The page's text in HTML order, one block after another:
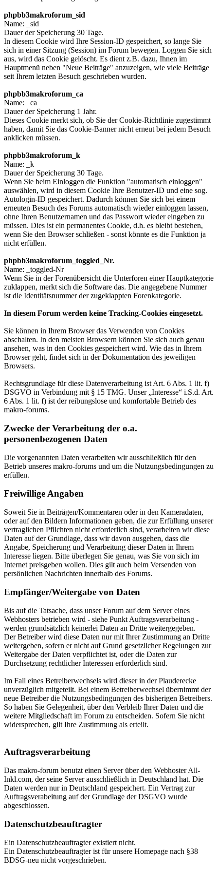
phpbb3makroforum_sid
Name: _sid
Dauer der Speicherung 30 Tage.
In diesem Cookie wird Ihre Session-ID gespeichert, so lange Sie
sich in einer Sitzung (Session) im Forum bewegen. Loggen Sie sich
aus, wird das Cookie gelöscht. Es dient z.B. dazu, Ihnen im
Hauptmenü neben "Neue Beiträge" anzuzeigen, wie viele Beiträge
seit Ihrem letzten Besuch geschrieben wurden.
phpbb3makroforum_ca
Name: _ca
Dauer der Speicherung 1 Jahr.
Dieses Cookie merkt sich, ob Sie der Cookie-Richtlinie zugestimmt
haben, damit Sie das Cookie-Banner nicht erneut bei jedem Besuch
anklicken müssen.
phpbb3makroforum_k
Name: _k
Dauer der Speicherung 30 Tage.
Wenn Sie beim Einloggen die Funktion "automatisch einloggen"
auswählen, wird in diesem Cookie Ihre Benutzer-ID und eine sog.
Autologin-ID gespeichert. Dadurch können Sie sich bei einem
erneuten Besuch des Forums automatisch wieder einloggen lassen,
ohne Ihren Benutzernamen und das Passwort wieder eingeben zu
müssen. Dies ist ein permanentes Cookie, d.h. es bleibt bestehen,
wenn Sie den Browser schließen - sonst könnte es die Funktion ja
nicht erfüllen.
phpbb3makroforum_toggled_Nr.
Name: _toggled-Nr
Wenn Sie in der Forenübersicht die Unterforen einer Hauptkategorie
zuklappen, merkt sich die Software das. Die angegebene Nummer
ist die Identitätsnummer der zugeklappten Forenkategorie.
In diesem Forum werden keine Tracking-Cookies eingesetzt.
Sie können in Ihrem Browser das Verwenden von Cookies
abschalten. In den meisten Browsern können Sie sich auch genau
ansehen, was in den Cookies gespeichert wird. Wie das in Ihrem
Browser geht, findet sich in der Dokumentation des jeweiligen
Browsers.
Rechtsgrundlage für diese Datenverarbeitung ist Art. 6 Abs. 1 lit. f)
DSGVO in Verbindung mit § 15 TMG. Unser „Interesse“ i.S.d. Art.
6 Abs. 1 lit. f) ist der reibungslose und komfortable Betrieb des
makro-forums.
Zwecke der Verarbeitung der o.a.
personenbezogenen Daten
Die vorgenannten Daten verarbeiten wir ausschließlich für den
Betrieb unseres makro-forums und um die Nutzungsbedingungen zu
erfüllen.
Freiwillige Angaben
Soweit Sie in Beiträgen/Kommentaren oder in den Kameradaten,
oder auf den Bildern Informationen geben, die zur Erfüllung unserer
vertraglichen Pflichten nicht erforderlich sind, verarbeiten wir diese
Daten auf der Grundlage, dass wir davon ausgehen, dass die
Angabe, Speicherung und Verarbeitung dieser Daten in Ihrem
Interesse liegen. Bitte überlegen Sie genau, was Sie von sich im
Internet preisgeben wollen. Dies gilt auch beim Versenden von
persönlichen Nachrichten innerhalb des Forums.
Empfänger/Weitergabe von Daten
Bis auf die Tatsache, dass unser Forum auf dem Server eines
Webhosters betrieben wird - siehe Punkt Auftragsverarbeitung -
werden grundsätzlich keinerlei Daten an Dritte weitergegeben.
Der Betreiber wird diese Daten nur mit Ihrer Zustimmung an Dritte
weitergeben, sofern er nicht auf Grund gesetzlicher Regelungen zur
Weitergabe der Daten verpflichtet ist, oder die Daten zur
Durchsetzung rechtlicher Interessen erforderlich sind.
Im Fall eines Betreiberwechsels wird dieser in der Plauderecke
unverzüglich mitgeteilt. Bei einem Betreiberwechsel übernimmt der
neue Betreiber die Nutzungsbedingungen des bisherigen Betreibers.
So haben Sie Gelegenheit, über den Verbleib Ihrer Daten und die
weitere Mitgliedschaft im Forum zu entscheiden. Sofern Sie nicht
widersprechen, gilt Ihre Zustimmung als erteilt.
Auftragsverarbeitung
Das makro-forum benutzt einen Server über den Webhoster All-
Inkl.com, der seine Server ausschließlich in Deutschland hat. Die
Daten werden nur in Deutschland gespeichert. Ein Vertrag zur
Auftragsverabeitung auf der Grundlage der DSGVO wurde
abgeschlossen.
Datenschutzbeauftragter
Ein Datenschutzbeauftragter existiert nicht.
Ein Datenschutzbeauftragter ist für unsere Homepage nach §38
BDSG-neu nicht vorgeschrieben.